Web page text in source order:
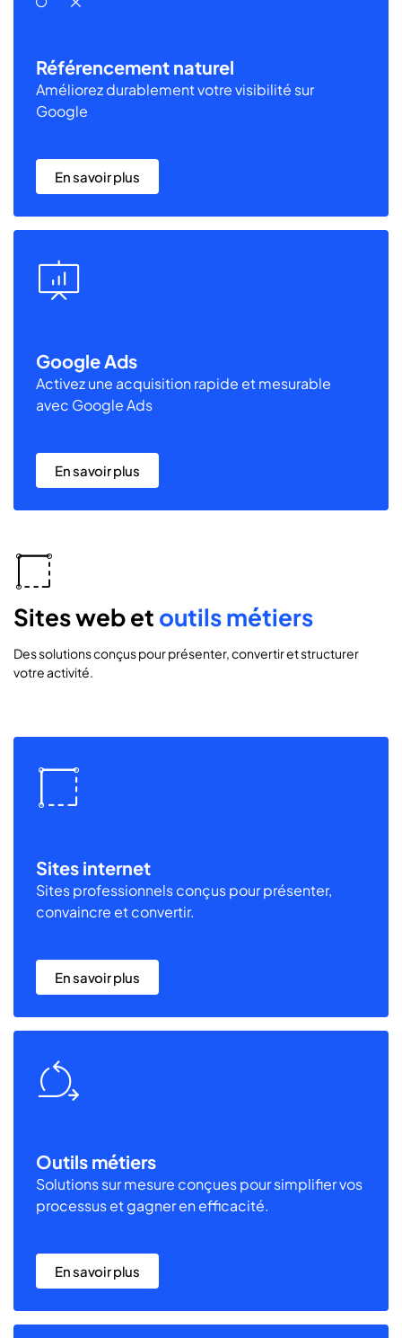
Référencement naturel
Améliorez durablement votre visibilité sur
Google
En savoir plus
Google Ads
Activez une acquisition rapide et mesurable
avec Google Ads
En savoir plus
Sites web et outils métiers
Des solutions conçus pour présenter, convertir et structurer
votre activité.
Sites internet
Sites professionnels conçus pour présenter,
convaincre et convertir.
En savoir plus
Outils métiers
Solutions sur mesure conçues pour simplifier vos
processus et gagner en efficacité.
En savoir plus